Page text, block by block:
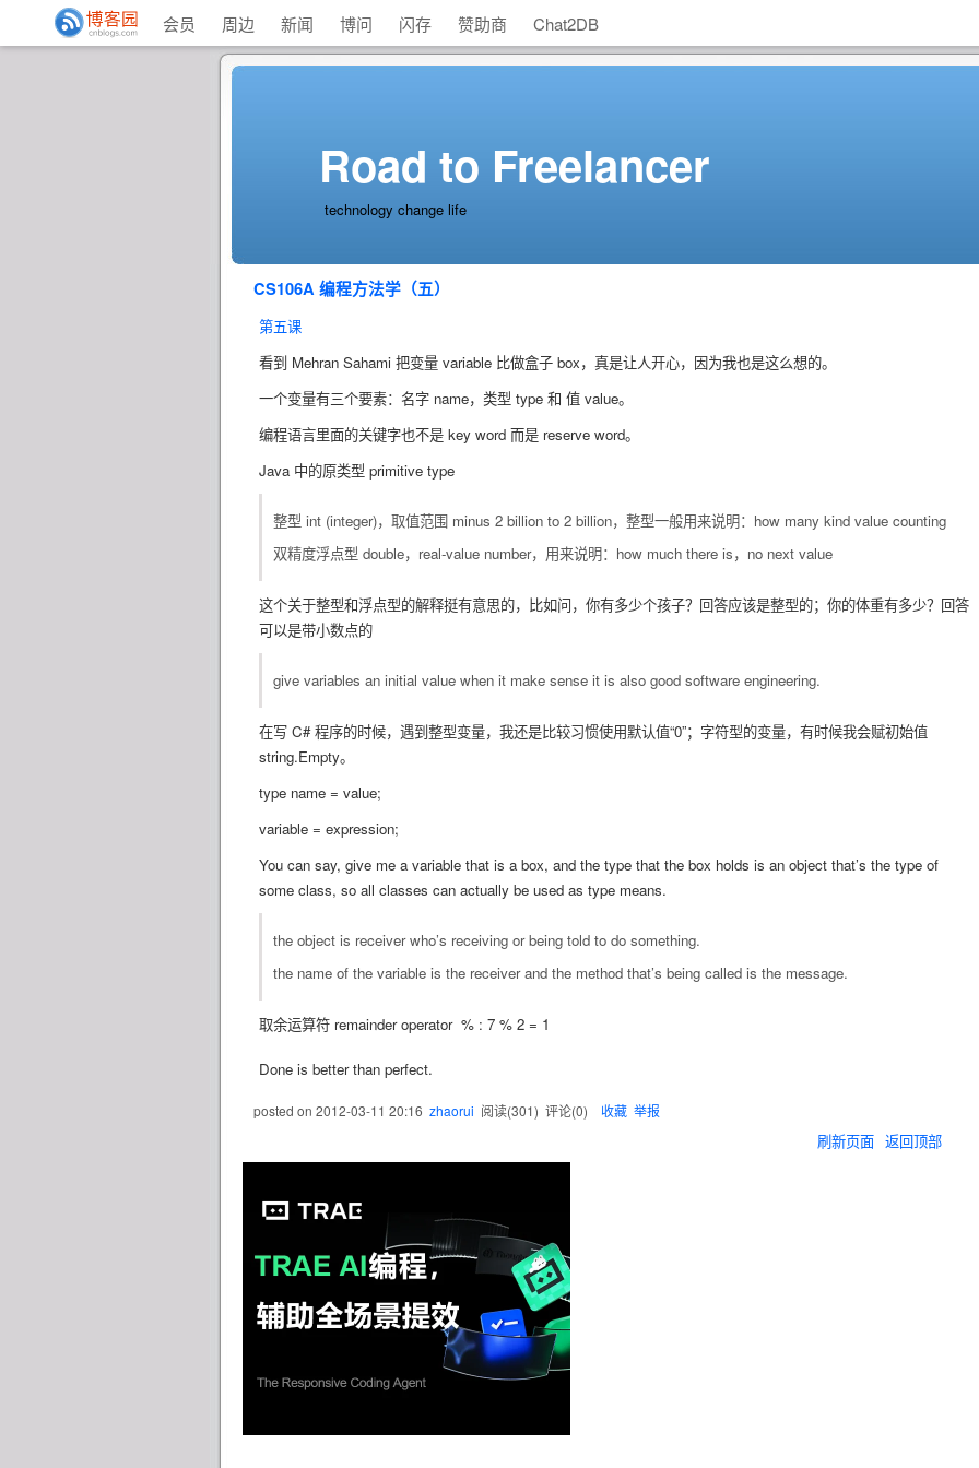
会员 周边 新闻 博问 闪存 赞助商 Chat2DB
Road to Freelancer
technology change life
CS106A 编程方法学（五）
第五课
看到 Mehran Sahami 把变量 variable 比做盒子 box，真是让人开心，因为我也是这么想的。
一个变量有三个要素：名字 name，类型 type 和 值 value。
编程语言里面的关键字也不是 key word 而是 reserve word。
Java 中的原类型 primitive type
整型 int (integer)，取值范围 minus 2 billion to 2 billion，整型一般用来说明：how many kind value counting
双精度浮点型 double，real-value number，用来说明：how much there is，no next value
这个关于整型和浮点型的解释挺有意思的，比如问，你有多少个孩子？回答应该是整型的；你的体重有多少？回答
可以是带小数点的
give variables an initial value when it make sense it is also good software engineering.
在写 C# 程序的时候，遇到整型变量，我还是比较习惯使用默认值“0”；字符型的变量，有时候我会赋初始值
string.Empty。
type name = value;
variable = expression;
You can say, give me a variable that is a box, and the type that the box holds is an object that’s the type of
some class, so all classes can actually be used as type means.
the object is receiver who’s receiving or being told to do something.
the name of the variable is the receiver and the method that’s being called is the message.
取余运算符 remainder operator % : 7 % 2 = 1
Done is better than perfect.
posted on 2012-03-11 20:16 zhaorui 阅读(301) 评论(0) 收藏 举报
刷新页面 返回顶部